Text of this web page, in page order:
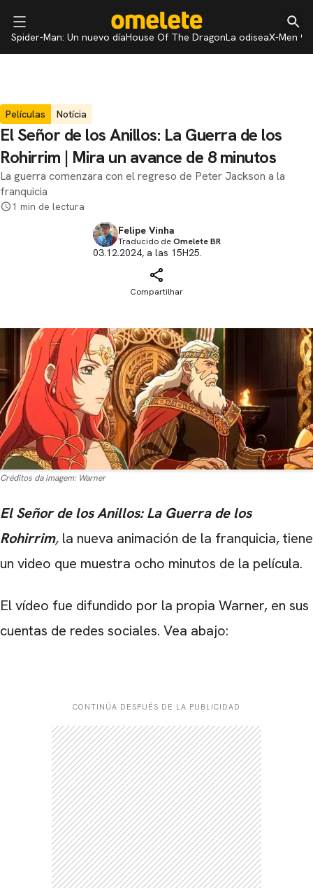
Spider-Man: Un nuevo díaHouse Of The DragonLa odiseaX-Men 97
Películas Notícia
El Señor de los Anillos: La Guerra de los
Rohirrim | Mira un avance de 8 minutos
La guerra comenzara con el regreso de Peter Jackson a la
franquicia
1 min de lectura
Felipe Vinha
Traducido deOmelete BR
03.12.2024, a las 15H25.
Compartilhar
Créditos da imagem: Warner
El Señor de los Anillos: La Guerra de los
Rohirrim, la nueva animación de la franquicia, tiene
un video que muestra ocho minutos de la película.
El vídeo fue difundido por la propia Warner, en sus
cuentas de redes sociales. Vea abajo:
CONTINÚA DESPUÉS DE LA PUBLICIDAD